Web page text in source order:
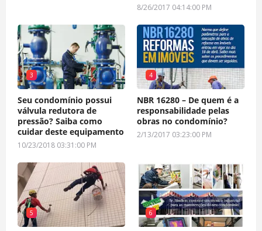
8/26/2017 04:14:00 PM
3
Seu condomínio possui
válvula redutora de
pressão? Saiba como
cuidar deste equipamento
10/23/2018 03:31:00 PM
4
NBR 16280 – De quem é a
responsabilidade pelas
obras no condomínio?
2/13/2017 03:23:00 PM
5 6